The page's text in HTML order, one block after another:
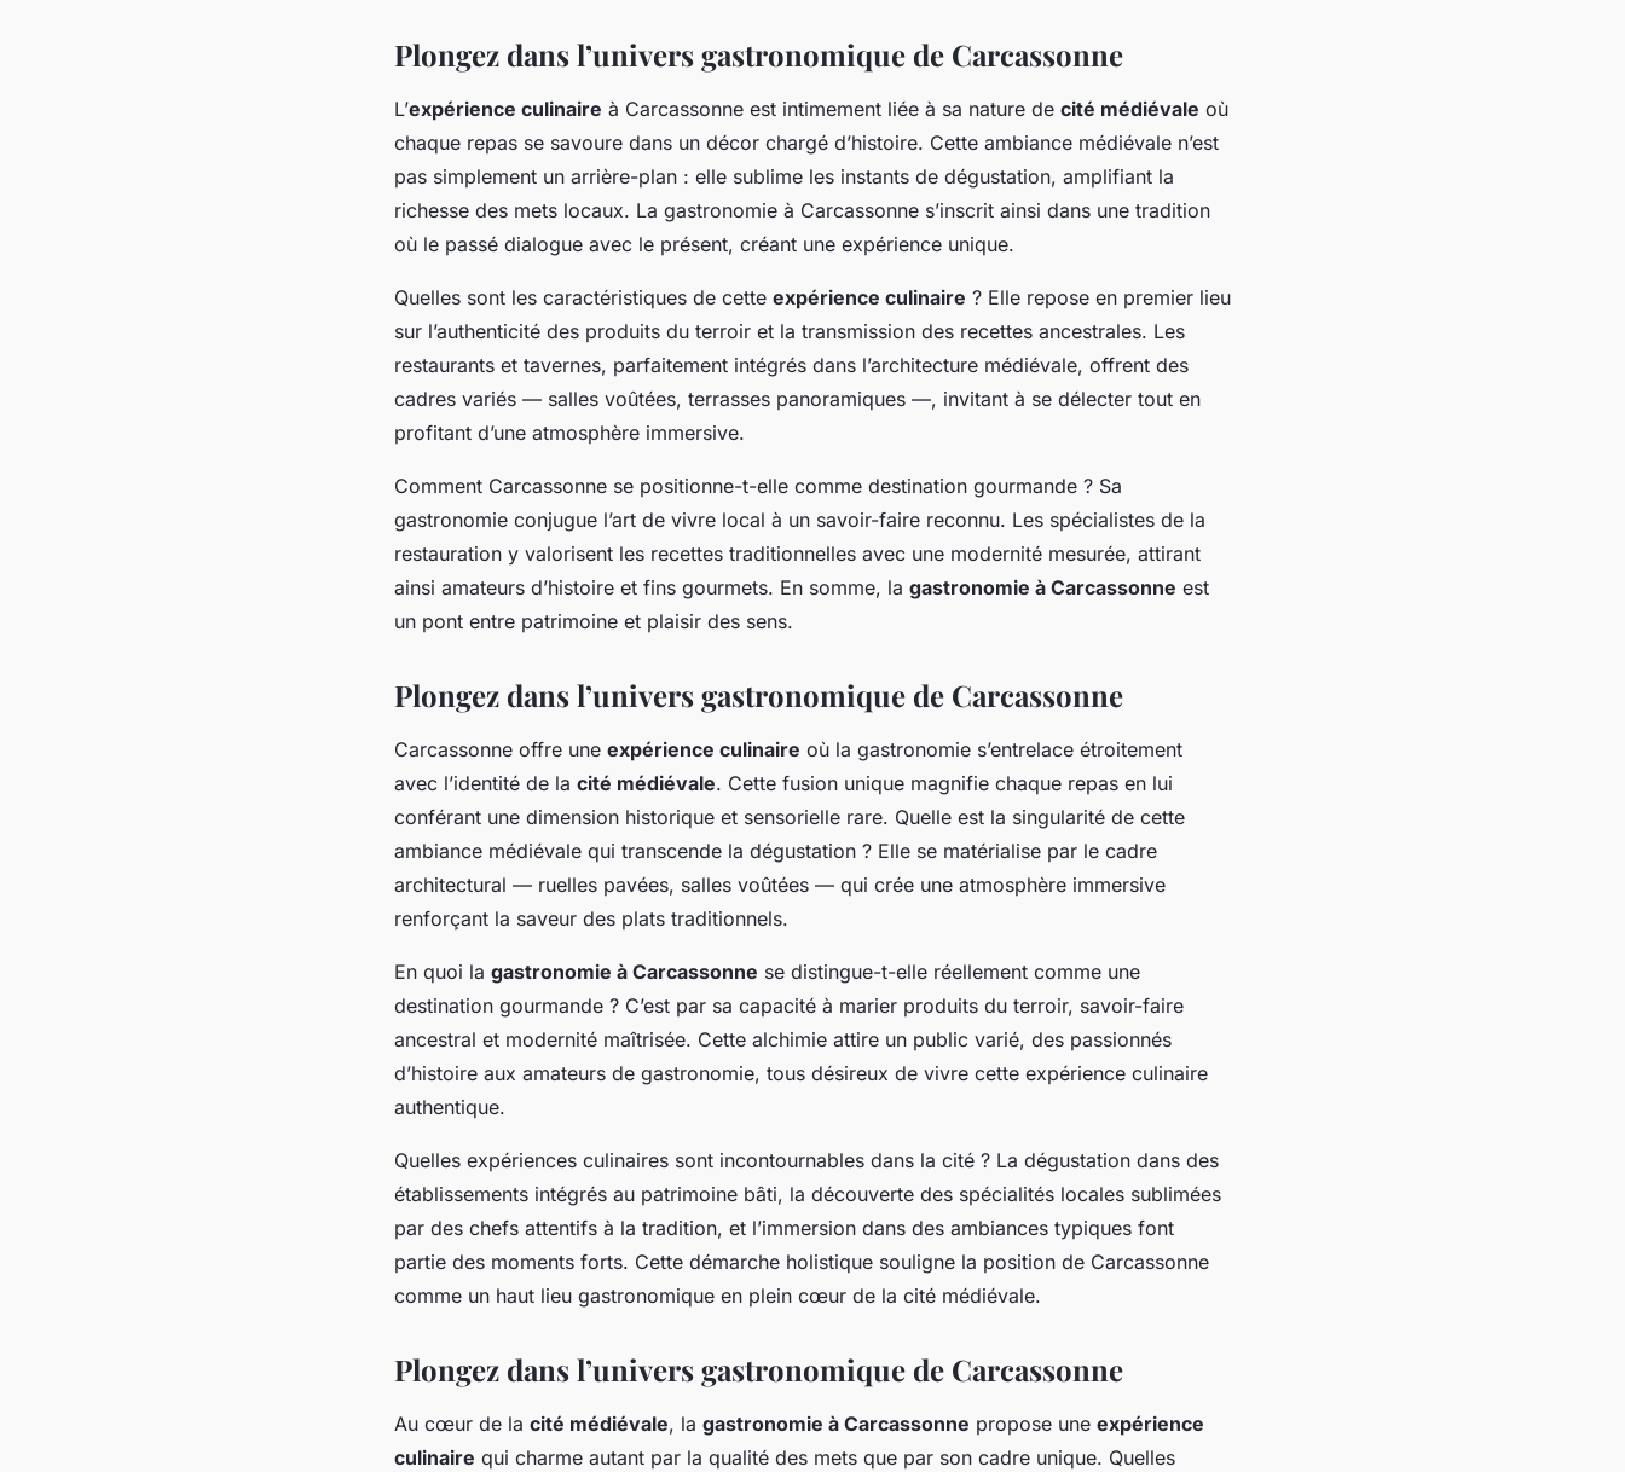
Plongez dans l’univers gastronomique de Carcassonne
L’expérience culinaire à Carcassonne est intimement liée à sa nature de cité médiévale où
chaque repas se savoure dans un décor chargé d’histoire. Cette ambiance médiévale n’est
pas simplement un arrière-plan : elle sublime les instants de dégustation, amplifiant la
richesse des mets locaux. La gastronomie à Carcassonne s’inscrit ainsi dans une tradition
où le passé dialogue avec le présent, créant une expérience unique.
Quelles sont les caractéristiques de cette expérience culinaire ? Elle repose en premier lieu
sur l’authenticité des produits du terroir et la transmission des recettes ancestrales. Les
restaurants et tavernes, parfaitement intégrés dans l’architecture médiévale, offrent des
cadres variés — salles voûtées, terrasses panoramiques —, invitant à se délecter tout en
profitant d’une atmosphère immersive.
Comment Carcassonne se positionne-t-elle comme destination gourmande ? Sa
gastronomie conjugue l’art de vivre local à un savoir-faire reconnu. Les spécialistes de la
restauration y valorisent les recettes traditionnelles avec une modernité mesurée, attirant
ainsi amateurs d’histoire et fins gourmets. En somme, la gastronomie à Carcassonne est
un pont entre patrimoine et plaisir des sens.
Plongez dans l’univers gastronomique de Carcassonne
Carcassonne offre une expérience culinaire où la gastronomie s’entrelace étroitement
avec l’identité de la cité médiévale. Cette fusion unique magnifie chaque repas en lui
conférant une dimension historique et sensorielle rare. Quelle est la singularité de cette
ambiance médiévale qui transcende la dégustation ? Elle se matérialise par le cadre
architectural — ruelles pavées, salles voûtées — qui crée une atmosphère immersive
renforçant la saveur des plats traditionnels.
En quoi la gastronomie à Carcassonne se distingue-t-elle réellement comme une
destination gourmande ? C’est par sa capacité à marier produits du terroir, savoir-faire
ancestral et modernité maîtrisée. Cette alchimie attire un public varié, des passionnés
d’histoire aux amateurs de gastronomie, tous désireux de vivre cette expérience culinaire
authentique.
Quelles expériences culinaires sont incontournables dans la cité ? La dégustation dans des
établissements intégrés au patrimoine bâti, la découverte des spécialités locales sublimées
par des chefs attentifs à la tradition, et l’immersion dans des ambiances typiques font
partie des moments forts. Cette démarche holistique souligne la position de Carcassonne
comme un haut lieu gastronomique en plein cœur de la cité médiévale.
Plongez dans l’univers gastronomique de Carcassonne
Au cœur de la cité médiévale, la gastronomie à Carcassonne propose une expérience
culinaire qui charme autant par la qualité des mets que par son cadre unique. Quelles